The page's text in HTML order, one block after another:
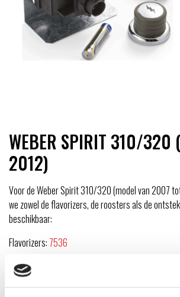
WEBER SPIRIT 310/
2012)
Voor de Weber Spirit 310/320 (model van 2007
we zowel de flavorizers, de roosters als de
beschikbaar:
Flavorizers: 7536